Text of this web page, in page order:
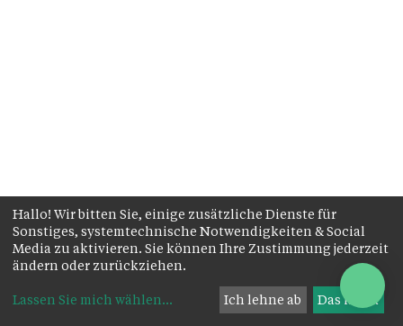
Hallo! Wir bitten Sie, einige zusätzliche Dienste für
Sonstiges, systemtechnische Notwendigkeiten & Social
Media zu aktivieren. Sie können Ihre Zustimmung jederzeit
ändern oder zurückziehen.
Lassen Sie mich wählen... Ich lehne ab Das ist ok